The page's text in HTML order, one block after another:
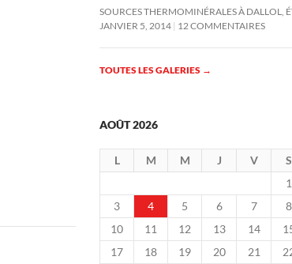
SOURCES THERMOMINÉRALES À DALLOL,
JANVIER 5, 2014 12 COMMENTAIRES
TOUTES LES GALERIES →
AOÛT 2026
L M M J V S
1
3
4 5 6 7 8
10
11 12 13 14
17
18 19 20 21